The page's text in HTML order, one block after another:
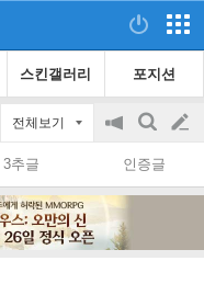
스킨갤러리 포지션
전체보기
공
on/off
검
색
글
쓰
3추글 인증글